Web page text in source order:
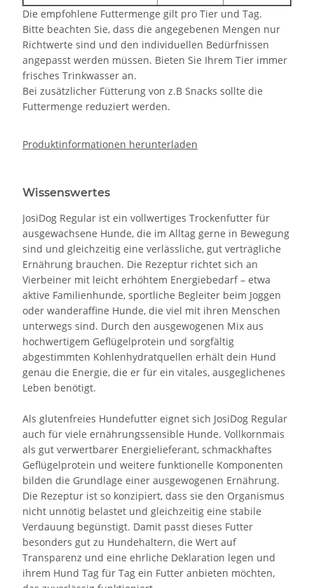
Die empfohlene Futtermenge gilt pro Tier und Tag.
Bitte beachten Sie, dass die angegebenen Mengen nur
Richtwerte sind und den individuellen Bedürfnissen
angepasst werden müssen. Bieten Sie Ihrem Tier immer
frisches Trinkwasser an.
Bei zusätzlicher Fütterung von z.B Snacks sollte die
Futtermenge reduziert werden.
Produktinformationen herunterladen
Wissenswertes
JosiDog Regular ist ein vollwertiges Trockenfutter für
ausgewachsene Hunde, die im Alltag gerne in Bewegung
sind und gleichzeitig eine verlässliche, gut verträgliche
Ernährung brauchen. Die Rezeptur richtet sich an
Vierbeiner mit leicht erhöhtem Energiebedarf – etwa
aktive Familienhunde, sportliche Begleiter beim Joggen
oder wanderaffine Hunde, die viel mit ihren Menschen
unterwegs sind. Durch den ausgewogenen Mix aus
hochwertigem Geflügelprotein und sorgfältig
abgestimmten Kohlenhydratquellen erhält dein Hund
genau die Energie, die er für ein vitales, ausgeglichenes
Leben benötigt.
Als glutenfreies Hundefutter eignet sich JosiDog Regular
auch für viele ernährungssensible Hunde. Vollkornmais
als gut verwertbarer Energielieferant, schmackhaftes
Geflügelprotein und weitere funktionelle Komponenten
bilden die Grundlage einer ausgewogenen Ernährung.
Die Rezeptur ist so konzipiert, dass sie den Organismus
nicht unnötig belastet und gleichzeitig eine stabile
Verdauung begünstigt. Damit passt dieses Futter
besonders gut zu Hundehaltern, die Wert auf
Transparenz und eine ehrliche Deklaration legen und
ihrem Hund Tag für Tag ein Futter anbieten möchten,